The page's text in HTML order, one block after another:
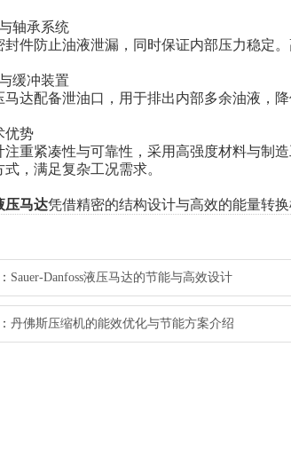
承系统​​
防止油液泄漏，同时保证内部压力稳定。
冲装置​​
配备泄油口，用于排出内部多余油液，降
势​​
紧凑性与可靠性，采用高强度材料与制造
，满足复杂工况需求。
压马达凭借精密的结构设计与高效的能量转
Sauer-Danfoss液压马达的节能与高效设计
丹佛斯压缩机的能效优化与节能方案介绍